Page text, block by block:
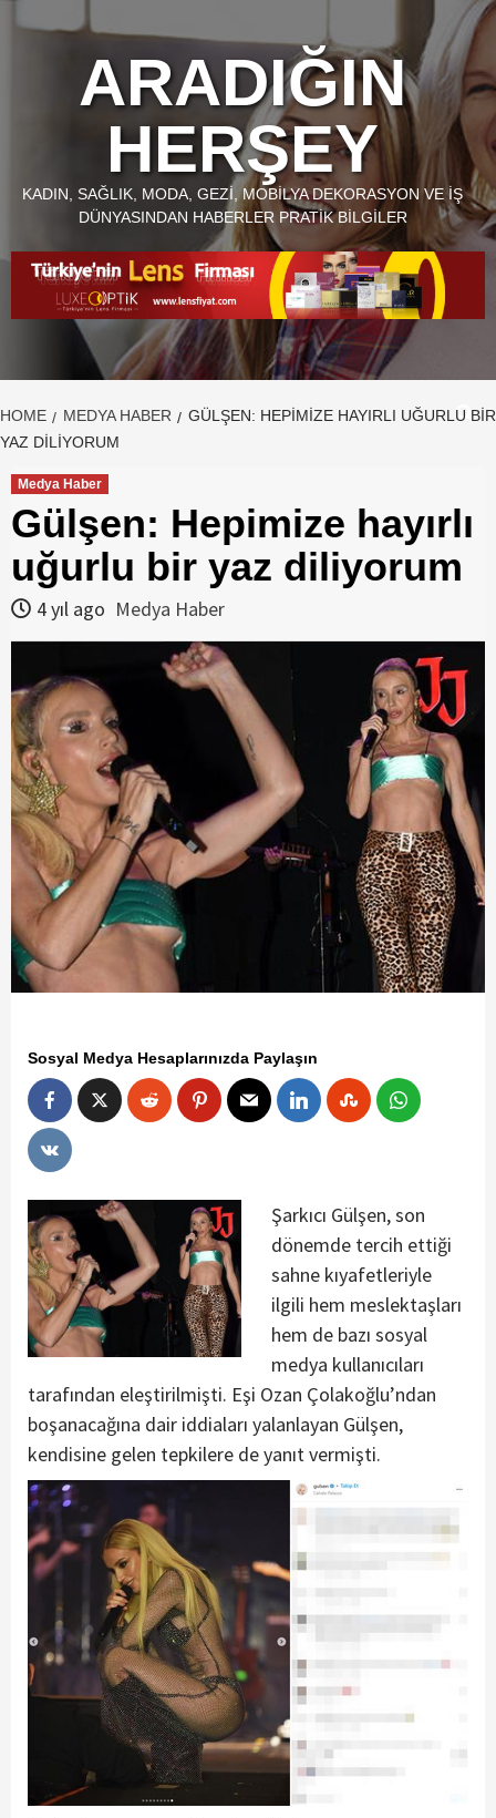
ARADIĞIN
HERŞEY
KADIN, SAĞLIK, MODA, GEZI, MOBILYA DEKORASYON VE İŞ
DÜNYASINDAN HABERLER PRATIK BILGILER
HOME MEDYA HABER
GÜLŞEN: HEPIMIZE HAYIRLI UĞURLU BIR
YAZ DILIYORUM
Medya Haber
Gülşen: Hepimize hayırlı
uğurlu bir yaz diliyorum
4 yıl ago Medya Haber
Sosyal Medya Hesaplarınızda Paylaşın
Şarkıcı Gülşen, son
dönemde tercih ettiği
sahne kıyafetleriyle
ilgili hem meslektaşları
hem de bazı sosyal
medya kullanıcıları
tarafından eleştirilmişti. Eşi Ozan Çolakoğlu’ndan
boşanacağına dair iddiaları yalanlayan Gülşen,
kendisine gelen tepkilere de yanıt vermişti.